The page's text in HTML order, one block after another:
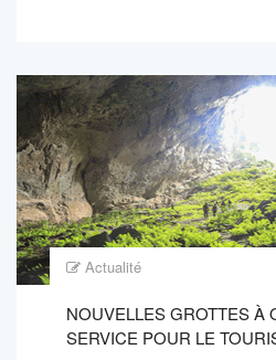
Actualité
NOUVELLES GROTTES À
SERVICE POUR LE